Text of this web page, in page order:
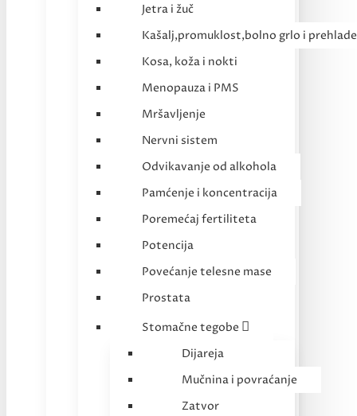
Jetra i žuč
Kašalj,promuklost,bolno grlo i prehlade
Kosa, koža i nokti
Menopauza i PMS
Mršavljenje
Nervni sistem
Odvikavanje od alkohola
Pamćenje i koncentracija
Poremećaj fertiliteta
Potencija
Povećanje telesne mase
Prostata
Stomačne tegobe
Dijareja
Mučnina i povraćanje
Zatvor